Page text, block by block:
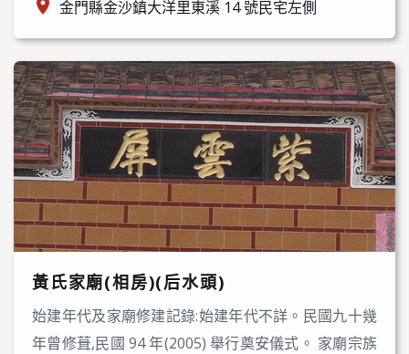
金門縣金沙鎮大洋里東溪 14 號民宅左側
黃氏家廟(相房)(后水頭)
始建年代及家廟修建記錄:始建年代不詳。民國九十幾
年曾修葺,民國 94 年(2005) 舉行奠安儀式。 家廟宗族